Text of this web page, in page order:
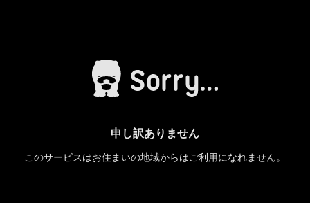
申し訳ありません
このサービスはお住まいの地域からはご利用になれません。